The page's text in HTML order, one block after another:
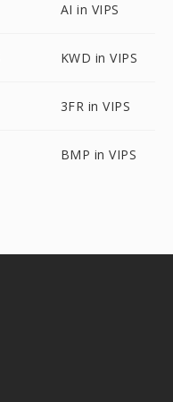
AI in VIPS
KWD in VIPS
3FR in VIPS
BMP in VIPS